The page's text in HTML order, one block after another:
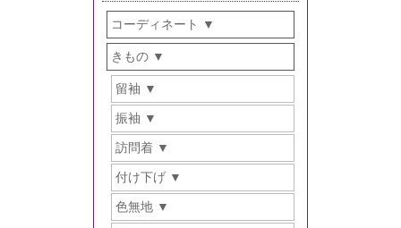
コーディネート
きもの
留袖
振袖
訪問着
付け下げ
色無地